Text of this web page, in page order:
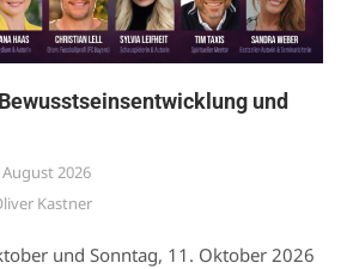
und
August 2026
Kastner
und Sonntag, 11. Oktober 2026